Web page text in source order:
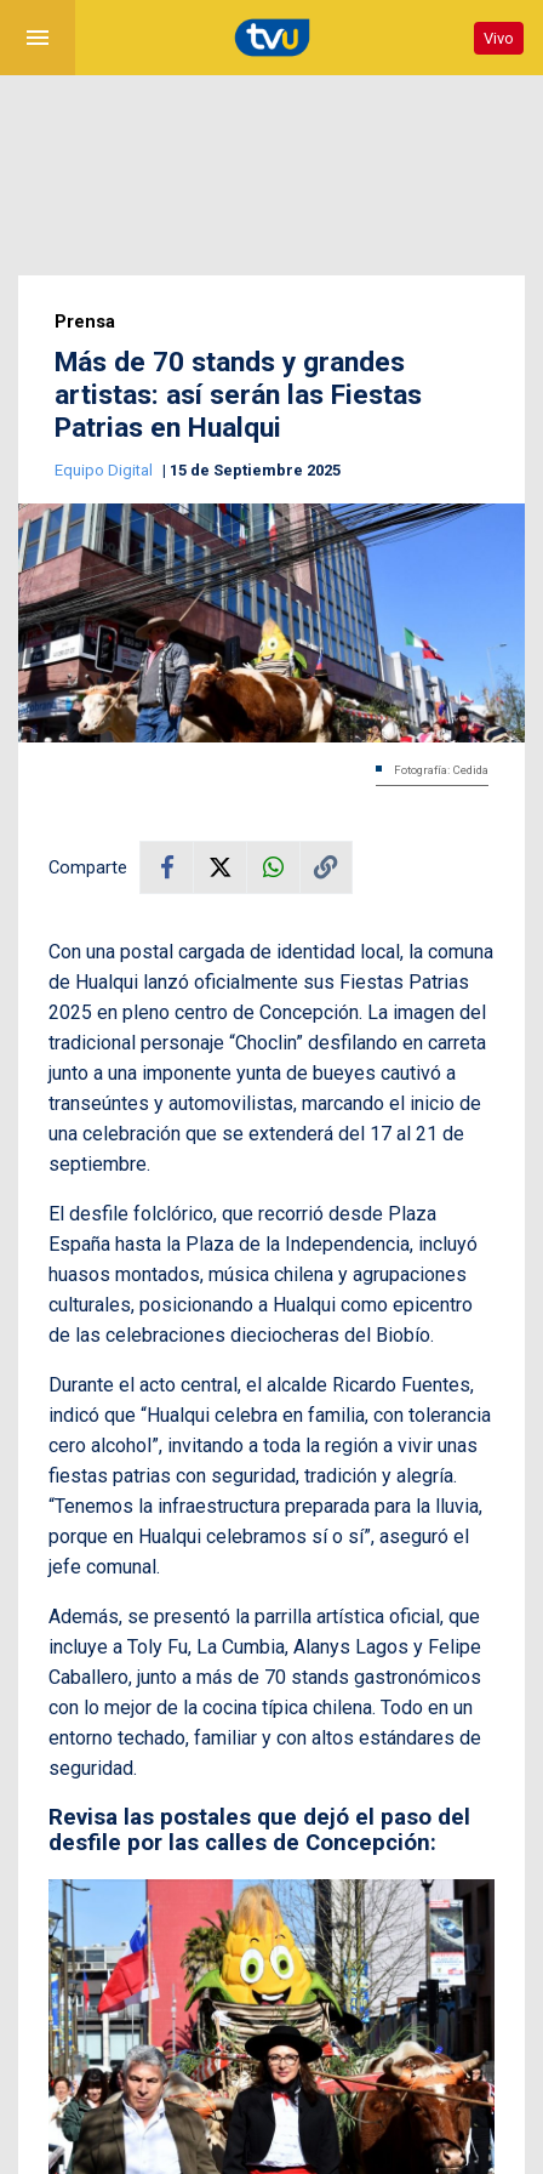
menu Vivo
Prensa
Más de 70 stands y grandes
artistas: así serán las Fiestas
Patrias en Hualqui
Equipo Digital 15 de Septiembre 2025
Fotografía: Cedida
Comparte
Con una postal cargada de identidad local, la comuna
de Hualqui lanzó oficialmente sus Fiestas Patrias
2025 en pleno centro de Concepción. La imagen del
tradicional personaje “Choclin” desfilando en carreta
junto a una imponente yunta de bueyes cautivó a
transeúntes y automovilistas, marcando el inicio de
una celebración que se extenderá del 17 al 21 de
septiembre.
El desfile folclórico, que recorrió desde Plaza
España hasta la Plaza de la Independencia, incluyó
huasos montados, música chilena y agrupaciones
culturales, posicionando a Hualqui como epicentro
de las celebraciones dieciocheras del Biobío.
Durante el acto central, el alcalde Ricardo Fuentes,
indicó que “Hualqui celebra en familia, con tolerancia
cero alcohol”, invitando a toda la región a vivir unas
fiestas patrias con seguridad, tradición y alegría.
“Tenemos la infraestructura preparada para la lluvia,
porque en Hualqui celebramos sí o sí”, aseguró el
jefe comunal.
Además, se presentó la parrilla artística oficial, que
incluye a Toly Fu, La Cumbia, Alanys Lagos y Felipe
Caballero, junto a más de 70 stands gastronómicos
con lo mejor de la cocina típica chilena. Todo en un
entorno techado, familiar y con altos estándares de
seguridad.
Revisa las postales que dejó el paso del
desfile por las calles de Concepción: